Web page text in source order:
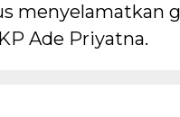
menyelamatkan
Ade Priyatna.